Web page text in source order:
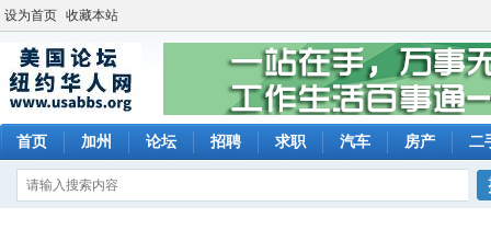
设为首页 收藏本站
首页 加州 论坛 招聘 求职 汽车 房产 二